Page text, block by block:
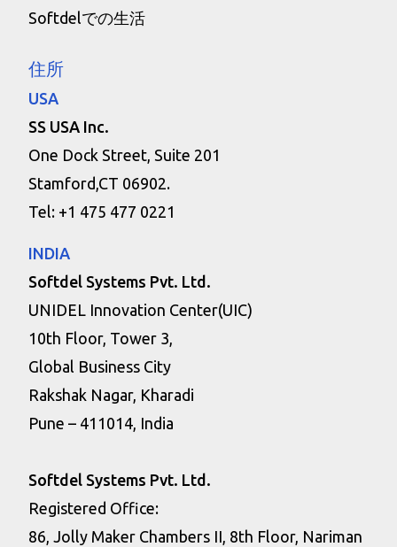
Softdelでの生活
住所
USA
SS USA Inc.
One Dock Street, Suite 201
Stamford,CT 06902.
Tel: +1 475 477 0221
INDIA
Softdel Systems Pvt. Ltd.
UNIDEL Innovation Center(UIC)
10th Floor, Tower 3,
Global Business City
Rakshak Nagar, Kharadi
Pune – 411014, India
Softdel Systems Pvt. Ltd.
Registered Office:
86, Jolly Maker Chambers II, 8th Floor, Nariman